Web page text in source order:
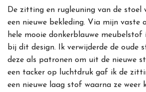
De zitting en rugleuning van de stoel
een nieuwe bekleding. Via mijn vaste
hele mooie donkerblauwe
bij dit design. Ik verwijderde de oude
deze als patronen om uit de nieuwe
een tacker op luchtdruk gaf ik de
een nieuwe laag stof waarna ze weer